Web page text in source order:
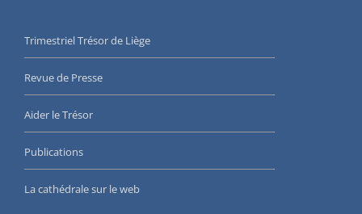
Trimestriel Trésor de Liège
Revue de Presse
Aider le Trésor
Publications
La cathédrale sur le web